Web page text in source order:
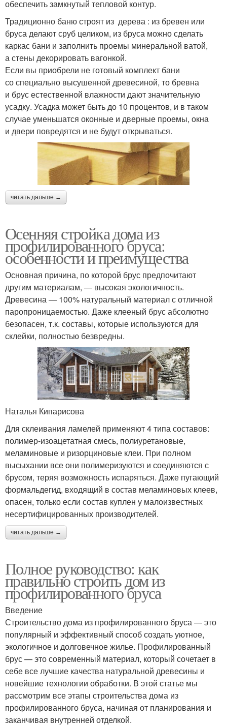
обеспечить замкнутый тепловой контур.
Традиционно баню строят из дерева : из бревен или
бруса делают сруб целиком, из бруса можно сделать
каркас бани и заполнить проемы минеральной ватой,
а стены декорировать вагонкой.
Если вы приобрели не готовый комплект бани
со специально высушенной древесиной, то бревна
и брус естественной влажности дают значительную
усадку. Усадка может быть до 10 процентов, и в таком
случае уменьшатся оконные и дверные проемы, окна
и двери повредятся и не будут открываться.
читать дальше →
Осенняя стройка дома из
профилированного бруса:
особенности и преимущества
Основная причина, по которой брус предпочитают
другим материалам, — высокая экологичность.
Древесина — 100% натуральный материал с отличной
паропроницаемостью. Даже клееный брус абсолютно
безопасен, т.к. составы, которые используются для
склейки, полностью безвредны.
Наталья Кипарисова
Для склеивания ламелей применяют 4 типа составов:
полимер-изоацетатная смесь, полиуретановые,
меламиновые и ризорциновые клеи. При полном
высыхании все они полимеризуются и соединяются с
брусом, теряя возможность испаряться. Даже пугающий
формальдегид, входящий в состав меламиновых клеев,
опасен, только если состав куплен у малоизвестных
несертифицированных производителей.
читать дальше →
Полное руководство: как
правильно строить дом из
профилированного бруса
Введение
Строительство дома из профилированного бруса — это
популярный и эффективный способ создать уютное,
экологичное и долговечное жилье. Профилированный
брус — это современный материал, который сочетает в
себе все лучшие качества натуральной древесины и
новейшие технологии обработки. В этой статье мы
рассмотрим все этапы строительства дома из
профилированного бруса, начиная от планирования и
заканчивая внутренней отделкой.